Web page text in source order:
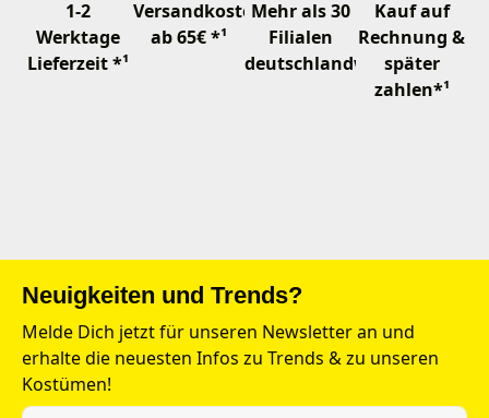
1-2
Werktage
Lieferzeit *¹
Versandkostenfrei
ab 65€ *¹
Mehr als 30
Filialen
deutschlandweit
Kauf auf
Rechnung &
später
zahlen*¹
Neuigkeiten und Trends?
Melde Dich jetzt für unseren Newsletter an und
erhalte die neuesten Infos zu Trends & zu unseren
Kostümen!